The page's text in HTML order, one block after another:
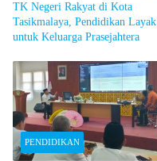
TK Negeri Rakyat di Kota
Tasikmalaya, Pendidikan Layak
untuk Keluarga Prasejahtera
PENDIDIKAN